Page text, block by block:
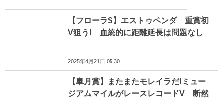
【フローラS】エストゥペンダ 重賞初
V狙う! 血統的に距離延長は問題なし
2025年4月21日 05:30
【皐月賞】またまたモレイラだ!ミュー
ジアムマイルがレースレコードV 断然